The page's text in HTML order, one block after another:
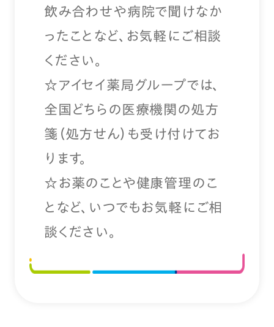
飲み合わせや病院で聞けなか
ったことなど、お気軽にご相談
ください。
☆アイセイ薬局グループでは、
全国どちらの医療機関の処方
箋（処方せん）も受け付けてお
ります。
☆お薬のことや健康管理のこ
となど、いつでもお気軽にご相
談ください。